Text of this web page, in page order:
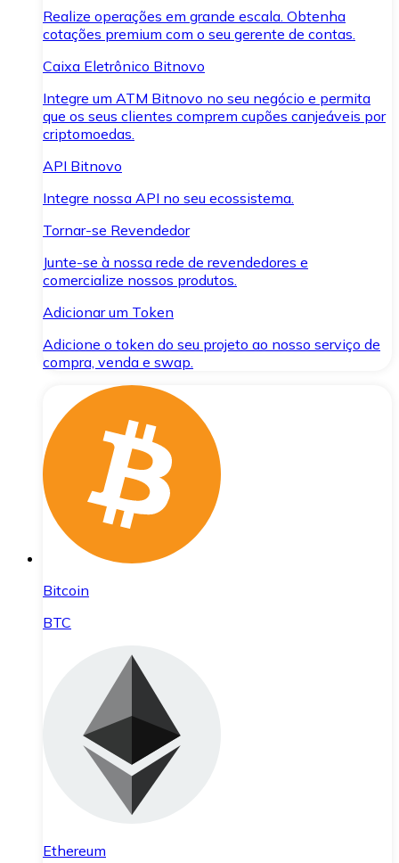
Realize operações em grande escala. Obtenha
cotações premium com o seu gerente de contas.
Caixa Eletrônico Bitnovo
Integre um ATM Bitnovo no seu negócio e permita
que os seus clientes comprem cupões canjeáveis por
criptomoedas.
API Bitnovo
Integre nossa API no seu ecossistema.
Tornar-se Revendedor
Junte-se à nossa rede de revendedores e
comercialize nossos produtos.
Adicionar um Token
Adicione o token do seu projeto ao nosso serviço de
compra, venda e swap.
Bitcoin
BTC
Ethereum